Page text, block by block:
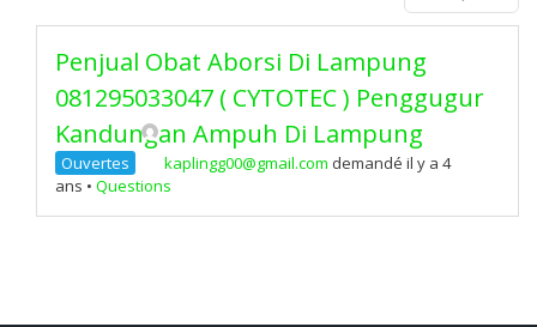
Penjual Obat Aborsi Di Lampung
081295033047 ( CYTOTEC ) Penggugur
Kandungan Ampuh Di Lampung
Ouvertes kaplingg00@gmail.com demandé il y a 4
ans • Questions